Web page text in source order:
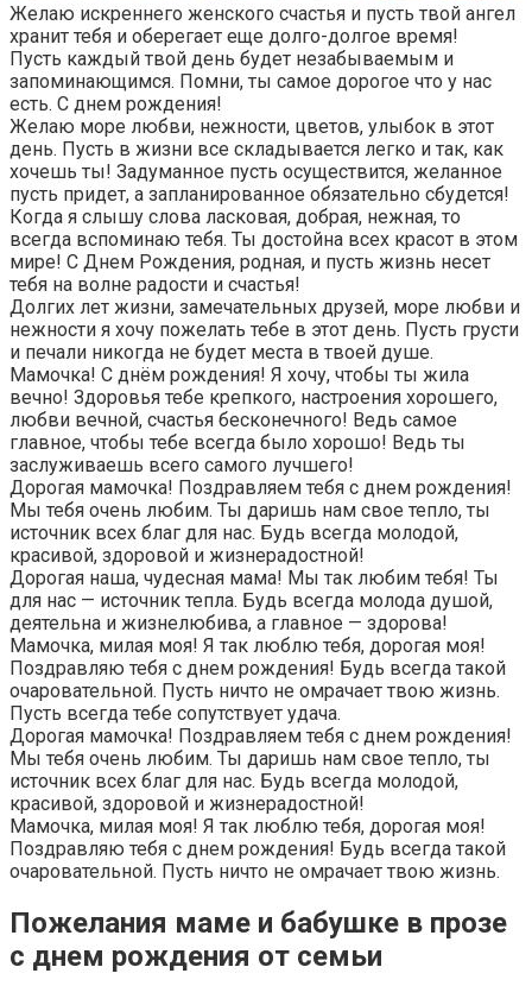
Желаю искреннего женского счастья и пусть твой ангел
хранит тебя и оберегает еще долго-долгое время!
Пусть каждый твой день будет незабываемым и
запоминающимся. Помни, ты самое дорогое что у нас
есть. С днем рождения!
Желаю море любви, нежности, цветов, улыбок в этот
день. Пусть в жизни все складывается легко и так, как
хочешь ты! Задуманное пусть осуществится, желанное
пусть придет, а запланированное обязательно сбудется!
Когда я слышу слова ласковая, добрая, нежная, то
всегда вспоминаю тебя. Ты достойна всех красот в этом
мире! С Днем Рождения, родная, и пусть жизнь несет
тебя на волне радости и счастья!
Долгих лет жизни, замечательных друзей, море любви и
нежности я хочу пожелать тебе в этот день. Пусть грусти
и печали никогда не будет места в твоей душе.
Мамочка! С днём рождения! Я хочу, чтобы ты жила
вечно! Здоровья тебе крепкого, настроения хорошего,
любви вечной, счастья бесконечного! Ведь самое
главное, чтобы тебе всегда было хорошо! Ведь ты
заслуживаешь всего самого лучшего!
Дорогая мамочка! Поздравляем тебя с днем рождения!
Мы тебя очень любим. Ты даришь нам свое тепло, ты
источник всех благ для нас. Будь всегда молодой,
красивой, здоровой и жизнерадостной!
Дорогая наша, чудесная мама! Мы так любим тебя! Ты
для нас — источник тепла. Будь всегда молода душой,
деятельна и жизнелюбива, а главное — здорова!
Мамочка, милая моя! Я так люблю тебя, дорогая моя!
Поздравляю тебя с днем рождения! Будь всегда такой
очаровательной. Пусть ничто не омрачает твою жизнь.
Пусть всегда тебе сопутствует удача.
Дорогая мамочка! Поздравляем тебя с днем рождения!
Мы тебя очень любим. Ты даришь нам свое тепло, ты
источник всех благ для нас. Будь всегда молодой,
красивой, здоровой и жизнерадостной!
Мамочка, милая моя! Я так люблю тебя, дорогая моя!
Поздравляю тебя с днем рождения! Будь всегда такой
очаровательной. Пусть ничто не омрачает твою жизнь.
Пожелания маме и бабушке в прозе
с днем рождения от семьи